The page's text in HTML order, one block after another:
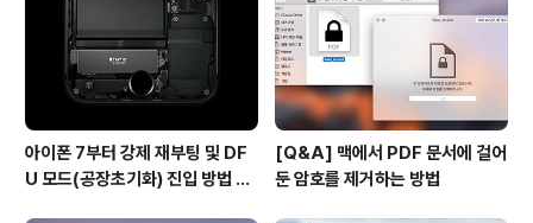
아이폰 7부터 강제 재부팅 및 DF
U 모드(공장초기화) 진입 방법 변
[Q&A] 맥에서 PDF 문서에 걸어
둔 암호를 제거하는 방법